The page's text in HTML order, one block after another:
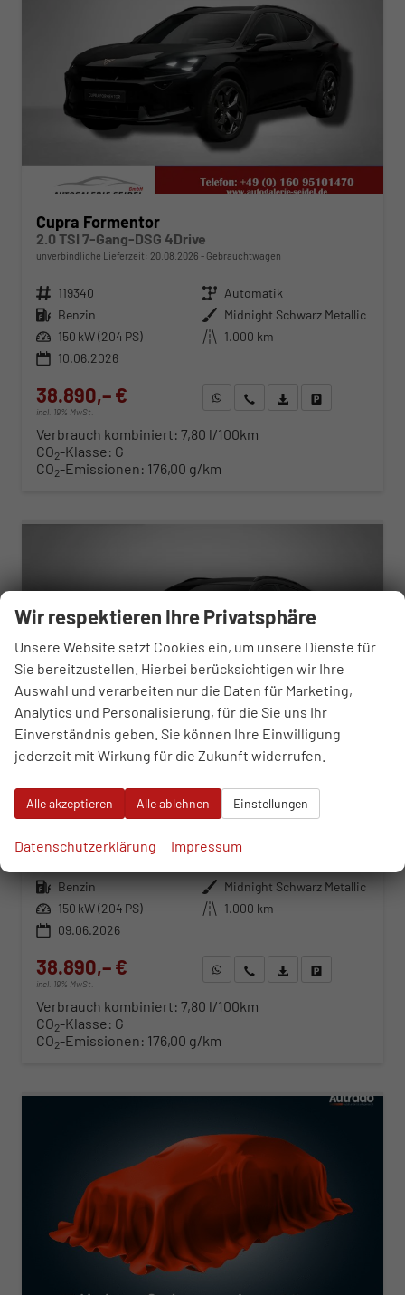
Cupra Formentor
2.0 TSI 7-Gang-DSG 4Drive
unverbindliche Lieferzeit: 20.08.2026 Gebrauchtwagen
Fahrzeugnr. 119340 Getriebe Automatik
Kraftstoff Benzin Außenfarbe Midnight Schwarz Metallic
Leistung 150 kW (204 PS) Kilometerstand 1.000 km
10.06.2026
38.890,– €
incl. 19% MwSt.
WhatsApp anfragen
Wir rufen Sie anFahrzeugexposé (PDF)
Verbrauch kombiniert: 7,80 l/100km
CO2-Klasse: G
CO2-Emissionen: 176,00 g/km
Cupra Formentor
2.0 TSI 7-Gang-DSG 4Drive
Kraftstoff Benzin Außenfarbe Midnight Schwarz Metallic
Leistung 150 kW (204 PS) Kilometerstand 1.000 km
09.06.2026
38.890,– €
incl. 19% MwSt.
WhatsApp anfragen
Wir rufen Sie anFahrzeugexposé (PDF)
Verbrauch kombiniert: 7,80 l/100km
CO2-Klasse: G
CO2-Emissionen: 176,00 g/km
Wir respektieren Ihre Privatsphäre
Unsere Website setzt Cookies ein, um unsere Dienste für
Sie bereitzustellen. Hierbei berücksichtigen wir Ihre
Auswahl und verarbeiten nur die Daten für Marketing,
Analytics und Personalisierung, für die Sie uns Ihr
Einverständnis geben. Sie können Ihre Einwilligung
jederzeit mit Wirkung für die Zukunft widerrufen.
Alle akzeptieren Alle ablehnen Einstellungen
Datenschutzerklärung Impressum